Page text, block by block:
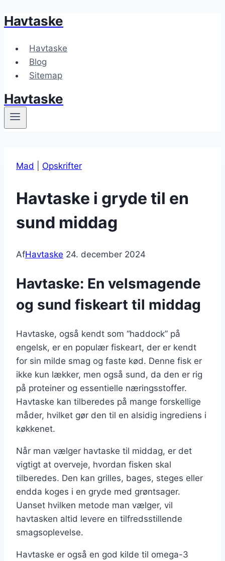
Fortsæt
indhold
Havtaske
Havtaske
Blog
Sitemap
Havtaske
Mad Opskrifter
Havtaske i gryde til en
sund middag
AfHavtaske 24. december 2024
Havtaske: En velsmagende
og sund fiskeart til middag
Havtaske, også kendt som “haddock” på
engelsk, er en populær fiskeart, der er kendt
for sin milde smag og faste kød. Denne fisk er
ikke kun lækker, men også sund, da den er rig
på proteiner og essentielle næringsstoffer.
Havtaske kan tilberedes på mange forskellige
måder, hvilket gør den til en alsidig ingrediens i
køkkenet.
Når man vælger havtaske til middag, er det
vigtigt at overveje, hvordan fisken skal
tilberedes. Den kan grilles, bages, steges eller
endda koges i en gryde med grøntsager.
Uanset hvilken metode man vælger, vil
havtasken altid levere en tilfredsstillende
smagsoplevelse.
Havtaske er også en god kilde til omega-3